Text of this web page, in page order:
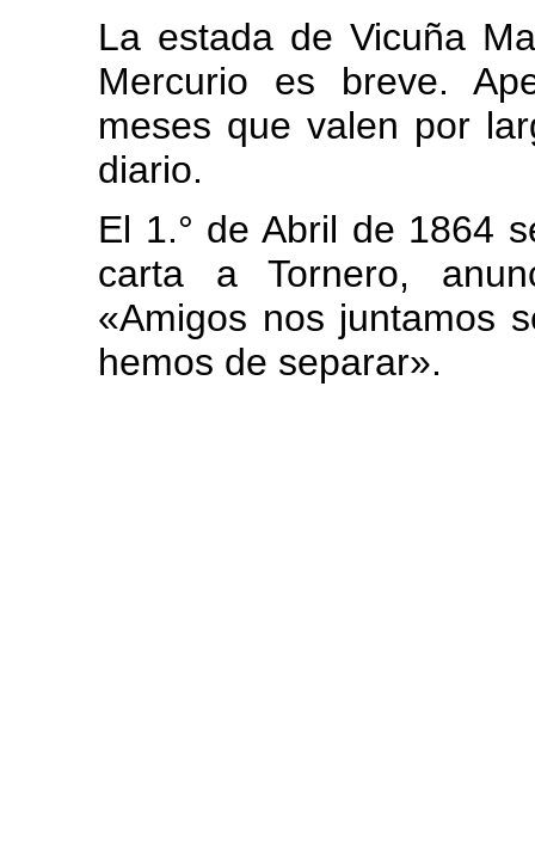
La estada de Vicuña
Mercurio es breve.
meses que valen por
diario.
El 1.° de Abril de 1864
carta a Tornero,
«Amigos nos juntamos
hemos de separar».